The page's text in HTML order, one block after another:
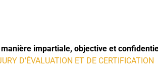
impartiale, objective et
D'ÉVALUATION ET DE CERTIFICATION